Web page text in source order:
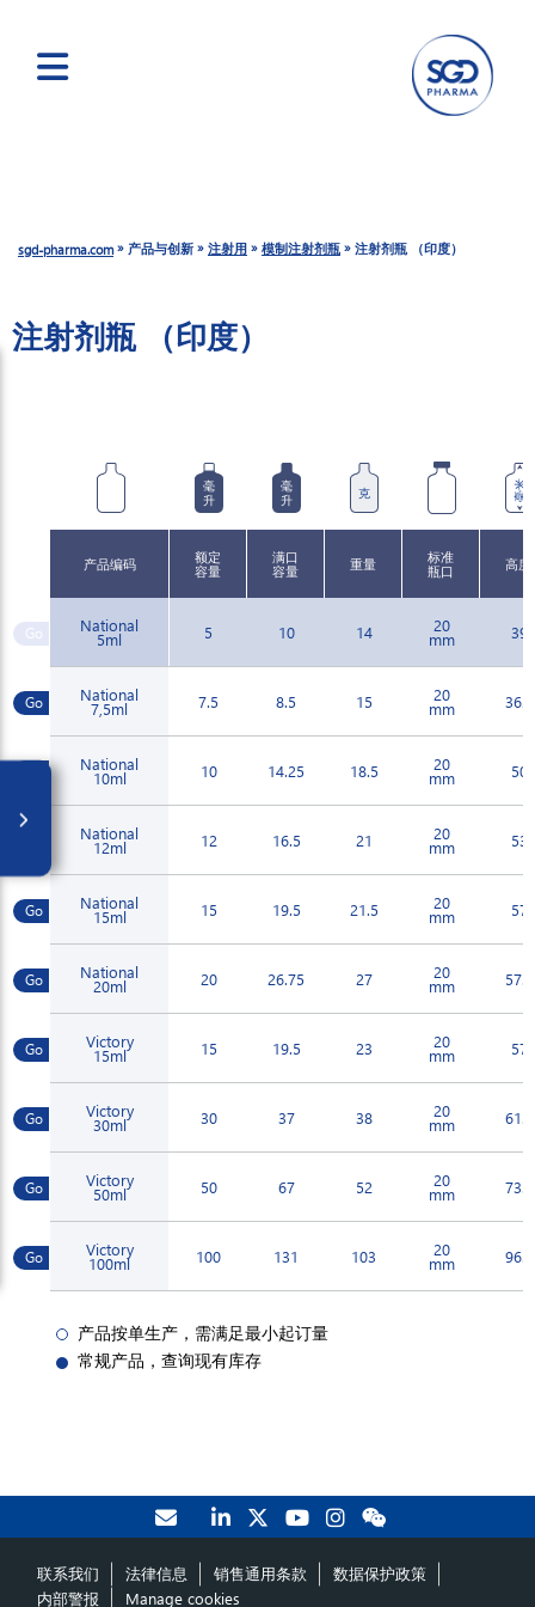
sgd-pharma.com» 产品与创新 » 注射用 » 模制注射剂瓶 » 注射剂瓶 （印度）
注射剂瓶 （印度）
毫
升
毫
升
克 毫米
产品编码
额定
容量
满口
容量
重量
标准
瓶口
高度
National
5ml 5 10 14 20
mm 39
National
7,5ml 7.5 8.5 15 20
mm 36.2
National
10ml 10 14.25 18.5 20
mm 50
National
12ml 12 16.5 21 20
mm 53
National
15ml 15 19.5 21.5 20
mm 57
National
20ml 20 26.75 27 20
mm 57.5
Victory
15ml 15 19.5 23 20
mm 57
Victory
30ml 30 37 38 20
mm 61.5
Victory
50ml 50 67 52 20
mm 73.5
Victory
100ml 100 131 103 20
mm 96.5
产品按单生产，需满足最小起订量
常规产品，查询现有库存
联系我们 法律信息 销售通用条款
数据保护政策
内部警报
Manage cookies